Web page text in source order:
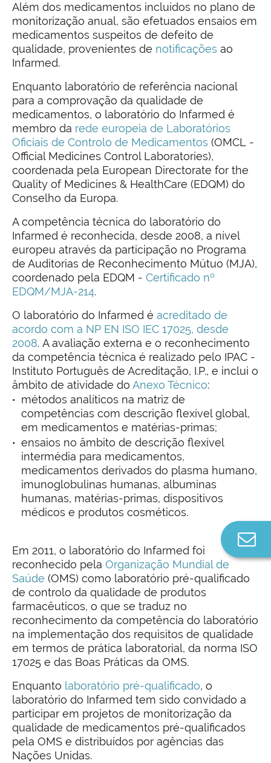
Além dos medicamentos incluídos no plano de
monitorização anual, são efetuados ensaios em
medicamentos suspeitos de defeito de
qualidade, provenientes de notificações ao
Infarmed.
Enquanto laboratório de referência nacional
para a comprovação da qualidade de
medicamentos, o laboratório do Infarmed é
membro da rede europeia de Laboratórios
Oficiais de Controlo de Medicamentos (OMCL -
Official Medicines Control Laboratories),
coordenada pela European Directorate for the
Quality of Medicines & HealthCare (EDQM) do
Conselho da Europa.
A competência técnica do laboratório do
Infarmed é reconhecida, desde 2008, a nível
europeu através da participação no Programa
de Auditorias de Reconhecimento Mútuo (MJA),
coordenado pela EDQM - Certificado nº
EDQM/MJA-214.
O laboratório do Infarmed é acreditado de
acordo com a NP EN ISO IEC 17025, desde
2008. A avaliação externa e o reconhecimento
da competência técnica é realizado pelo IPAC -
Instituto Português de Acreditação, I.P., e inclui o
âmbito de atividade do Anexo Técnico:
métodos analíticos na matriz de
competências com descrição flexível global,
em medicamentos e matérias-primas;
ensaios no âmbito de descrição flexível
intermédia para medicamentos,
medicamentos derivados do plasma humano,
imunoglobulinas humanas, albuminas
humanas, matérias-primas, dispositivos
médicos e produtos cosméticos.
Em 2011, o laboratório do Infarmed foi
reconhecido pela Organização Mundial de
Saúde (OMS) como laboratório pré-qualificado
de controlo da qualidade de produtos
farmacêuticos, o que se traduz no
reconhecimento da competência do laboratório
na implementação dos requisitos de qualidade
em termos de prática laboratorial, da norma ISO
17025 e das Boas Práticas da OMS.
Enquanto laboratório pré-qualificado, o
laboratório do Infarmed tem sido convidado a
participar em projetos de monitorização da
qualidade de medicamentos pré-qualificados
pela OMS e distribuídos por agências das
Nações Unidas.